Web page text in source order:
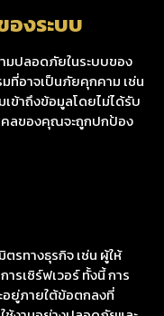
งระบบ
มปลอดภัยในระบบของ
ที่อาจเป็นภัยคุกคาม เช่น
ข้าถึงข้อมูลโดยไม่ได้รับ
ลของคุณจะถูกปกป้อง
รทางธุรกิจ เช่น ผู้ให้
ารเซิร์ฟเวอร์ ทั้งนี้ การ
อยู่ภายใต้ข้อตกลงที่